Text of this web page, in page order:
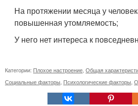
На протяжении месяца у
повышенная утомляемость;
У него нет интереса к
Категории: Плохое настроение Общая
Социальные факторы Психологические факторы